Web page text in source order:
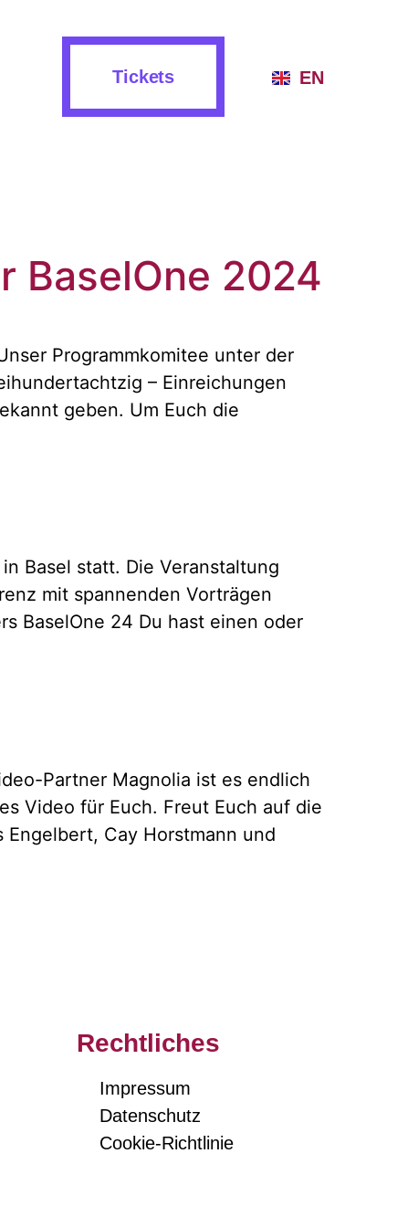
Tickets EN
BaselOne 2024
Programmkomitee unter der
– Einreichungen
geben. Um Euch die
Basel statt. Die Veranstaltung
mit spannenden Vorträgen
BaselOne 24 Du hast einen oder
Partner Magnolia ist es endlich
Video für Euch. Freut Euch auf die
Engelbert, Cay Horstmann und
Rechtliches
Impressum
Datenschutz
Cookie-Richtlinie